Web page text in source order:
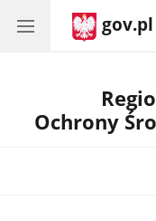
gov.pl
Ochrony